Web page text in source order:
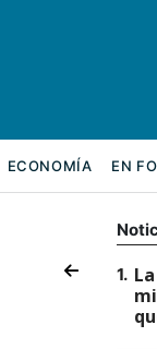
ECONOMÍA EN
1.